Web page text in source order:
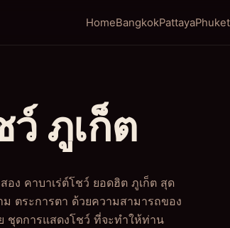
HomeBangkokPattayaPhuket
ภูเก็ต
อง คาบาเร่ต์โชว์ ยอดฮิต ภูเก็ต สุด
ตระการตา ด้วยความสามารถของ
ชุดการแสดงโชว์ ที่จะทำให้ท่าน